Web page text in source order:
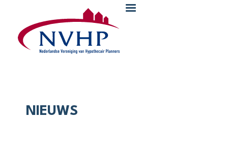
Overslaan en naar de inhoud gaan
NIEUWS